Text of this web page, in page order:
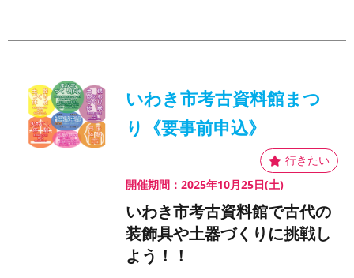
いわき市考古資料館まつ
り《要事前申込》
開催期間：2025年10月25日(土)
いわき市考古資料館で古代の
装飾具や土器づくりに挑戦し
よう！！